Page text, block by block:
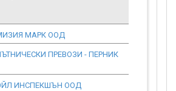
МАРК ООД
ПРЕВОЗИ - ПЕРНИК
ОЙЛ ИНСПЕКШЪН ООД